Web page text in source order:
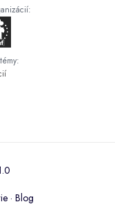
· Blog